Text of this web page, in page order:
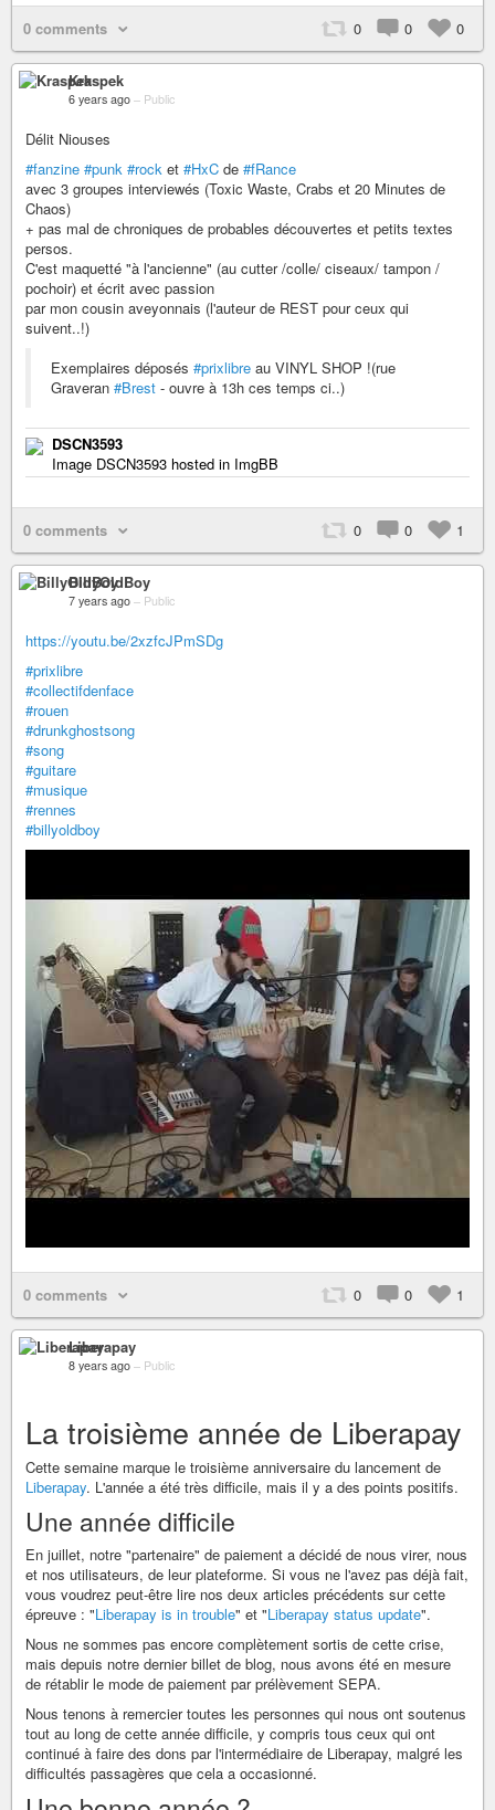
0 comments 0 0 0
Kraspek
6 years ago – Public
Délit Niouses
#fanzine #punk #rock et #HxC de #fRance
avec 3 groupes interviewés (Toxic Waste, Crabs et 20 Minutes de
Chaos)
+ pas mal de chroniques de probables découvertes et petits textes
persos.
C'est maquetté "à l'ancienne" (au cutter /colle/ ciseaux/ tampon /
pochoir) et écrit avec passion
par mon cousin aveyonnais (l'auteur de REST pour ceux qui
suivent..!)
Exemplaires déposés #prixlibre au VINYL SHOP !(rue
Graveran #Brest - ouvre à 13h ces temps ci..)
DSCN3593
Image DSCN3593 hosted in ImgBB
0 comments 0 0 1
BillyOIdBoy
7 years ago – Public
https://youtu.be/2xzfcJPmSDg
#prixlibre
#collectifdenface
#rouen
#drunkghostsong
#song
#guitare
#musique
#rennes
#billyoldboy
0 comments 0 0 1
Liberapay
8 years ago – Public
La troisième année de Liberapay
Cette semaine marque le troisième anniversaire du lancement de
Liberapay. L'année a été très difficile, mais il y a des points positifs.
Une année difficile
En juillet, notre "partenaire" de paiement a décidé de nous virer, nous
et nos utilisateurs, de leur plateforme. Si vous ne l'avez pas déjà fait,
vous voudrez peut-être lire nos deux articles précédents sur cette
épreuve : "Liberapay is in trouble" et "Liberapay status update".
Nous ne sommes pas encore complètement sortis de cette crise,
mais depuis notre dernier billet de blog, nous avons été en mesure
de rétablir le mode de paiement par prélèvement SEPA.
Nous tenons à remercier toutes les personnes qui nous ont soutenus
tout au long de cette année difficile, y compris tous ceux qui ont
continué à faire des dons par l'intermédiaire de Liberapay, malgré les
difficultés passagères que cela a occasionné.